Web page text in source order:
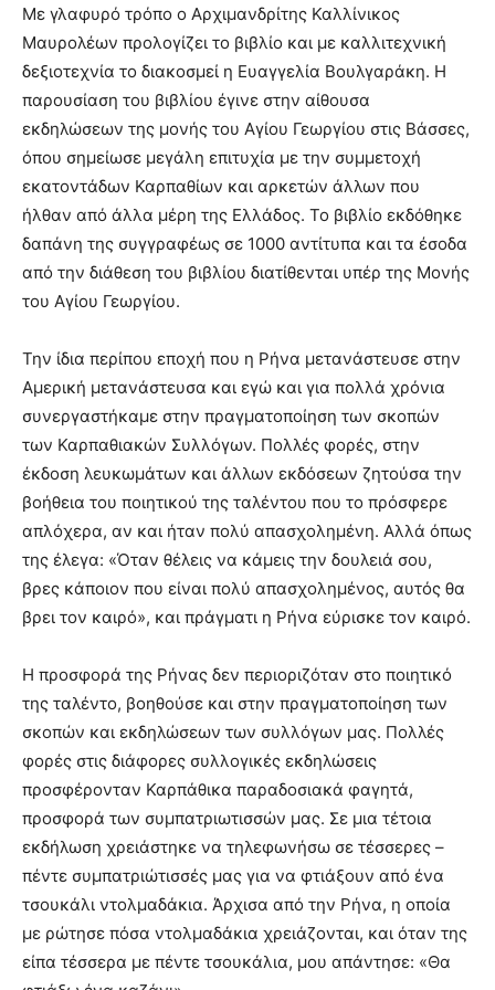
Με γλαφυρό τρόπο ο Αρχιμανδρίτης Καλλίνικος
Μαυρολέων προλογίζει το βιβλίο και με καλλιτεχνική
δεξιοτεχνία το διακοσμεί η Ευαγγελία Βουλγαράκη. Η
παρουσίαση του βιβλίου έγινε στην αίθουσα
εκδηλώσεων της μονής του Αγίου Γεωργίου στις Βάσσες,
όπου σημείωσε μεγάλη επιτυχία με την συμμετοχή
εκατοντάδων Καρπαθίων και αρκετών άλλων που
ήλθαν από άλλα μέρη της Ελλάδος. Το βιβλίο εκδόθηκε
δαπάνη της συγγραφέως σε 1000 αντίτυπα και τα έσοδα
από την διάθεση του βιβλίου διατίθενται υπέρ της Μονής
του Αγίου Γεωργίου.
Την ίδια περίπου εποχή που η Ρήνα μετανάστευσε στην
Αμερική μετανάστευσα και εγώ και για πολλά χρόνια
συνεργαστήκαμε στην πραγματοποίηση των σκοπών
των Καρπαθιακών Συλλόγων. Πολλές φορές, στην
έκδοση λευκωμάτων και άλλων εκδόσεων ζητούσα την
βοήθεια του ποιητικού της ταλέντου που το πρόσφερε
απλόχερα, αν και ήταν πολύ απασχολημένη. Αλλά όπως
της έλεγα: «Όταν θέλεις να κάμεις την δουλειά σου,
βρες κάποιον που είναι πολύ απασχολημένος, αυτός θα
βρει τον καιρό», και πράγματι η Ρήνα εύρισκε τον καιρό.
Η προσφορά της Ρήνας δεν περιοριζόταν στο ποιητικό
της ταλέντο, βοηθούσε και στην πραγματοποίηση των
σκοπών και εκδηλώσεων των συλλόγων μας. Πολλές
φορές στις διάφορες συλλογικές εκδηλώσεις
προσφέρονταν Καρπάθικα παραδοσιακά φαγητά,
προσφορά των συμπατριωτισσών μας. Σε μια τέτοια
εκδήλωση χρειάστηκε να τηλεφωνήσω σε τέσσερες –
πέντε συμπατριώτισσές μας για να φτιάξουν από ένα
τσουκάλι ντολμαδάκια. Άρχισα από την Ρήνα, η οποία
με ρώτησε πόσα ντολμαδάκια χρειάζονται, και όταν της
είπα τέσσερα με πέντε τσουκάλια, μου απάντησε: «Θα